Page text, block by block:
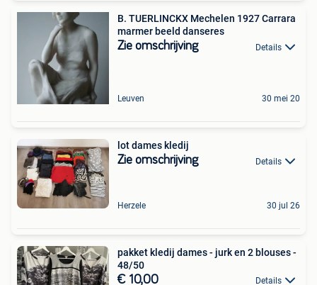
B. TUERLINCKX Mechelen 1927 Carrara
marmer beeld danseres
Zie omschrijving Details
Leuven 30 mei 20
lot dames kledij
Zie omschrijving Details
Herzele 30 jul 26
pakket kledij dames - jurk en 2 blouses -
48/50
€ 10,00 Details